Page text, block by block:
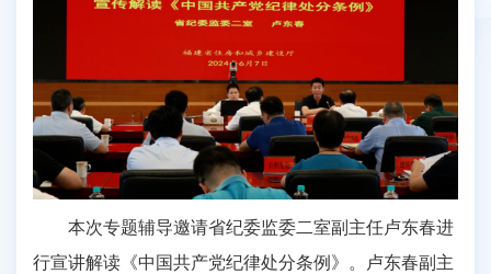
本次专题辅导邀请省纪委监委二室副主任卢东春进
行宣讲解读《中国共产党纪律处分条例》。卢东春副主